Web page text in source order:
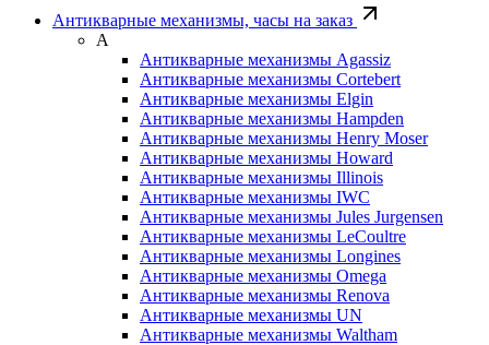
Антикварные механизмы, часы на заказ
А
Антикварные механизмы Agassiz
Антикварные механизмы Cortebert
Антикварные механизмы Elgin
Антикварные механизмы Hampden
Антикварные механизмы Henry Moser
Антикварные механизмы Howard
Антикварные механизмы Illinois
Антикварные механизмы IWC
Антикварные механизмы Jules Jurgensen
Антикварные механизмы LeCoultre
Антикварные механизмы Longines
Антикварные механизмы Omega
Антикварные механизмы Renova
Антикварные механизмы UN
Антикварные механизмы Waltham